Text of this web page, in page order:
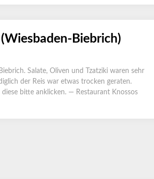
Biebrich)
Salate, Oliven und Tzatziki waren sehr
der Reis war etwas trocken geraten.
bitte anklicken. — Restaurant Knossos